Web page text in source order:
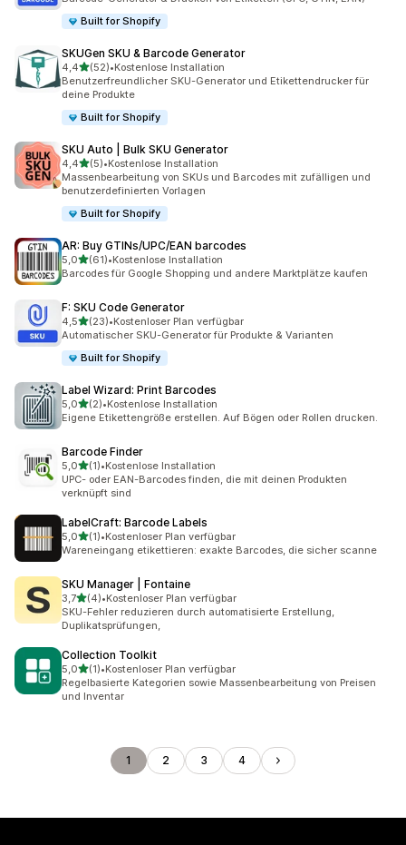
Built for Shopify
SKUGen SKU & Barcode Generator
4,4von 5 Sternen
(52)
52 Rezensionen insgesamt
•Kostenlose Installation
Benutzerfreundlicher SKU-Generator und Etikettendrucker für
deine Produkte
Built for Shopify
SKU Auto | Bulk SKU Generator
4,4von 5 Sternen
(5)
5 Rezensionen insgesamt
•Kostenlose Installation
Massenbearbeitung von SKUs und Barcodes mit zufälligen und
benutzerdefinierten Vorlagen
Built for Shopify
AR: Buy GTINs/UPC/EAN barcodes
5,0von 5 Sternen
(61)
61 Rezensionen insgesamt
•Kostenlose Installation
Barcodes für Google Shopping und andere Marktplätze kaufen
F: SKU Code Generator
4,5von 5 Sternen
(23)
23 Rezensionen insgesamt
•Kostenloser Plan verfügbar
Automatischer SKU-Generator für Produkte & Varianten
Built for Shopify
Label Wizard: Print Barcodes
5,0von 5 Sternen
(2)
2 Rezensionen insgesamt
•Kostenlose Installation
Eigene Etikettengröße erstellen. Auf Bögen oder Rollen drucken.
Barcode Finder
5,0von 5 Sternen
(1)
1 Rezensionen insgesamt
•Kostenlose Installation
UPC- oder EAN-Barcodes finden, die mit deinen Produkten
verknüpft sind
LabelCraft: Barcode Labels
5,0von 5 Sternen
(1)
1 Rezensionen insgesamt
•Kostenloser Plan verfügbar
Wareneingang etikettieren: exakte Barcodes, die sicher scanne
SKU Manager | Fontaine
3,7von 5 Sternen
(4)
4 Rezensionen insgesamt
•Kostenloser Plan verfügbar
SKU-Fehler reduzieren durch automatisierte Erstellung,
Duplikatsprüfungen,
Collection Toolkit
5,0von 5 Sternen
(1)
1 Rezensionen insgesamt
•Kostenloser Plan verfügbar
Regelbasierte Kategorien sowie Massenbearbeitung von Preisen
und Inventar
1 2 3 4